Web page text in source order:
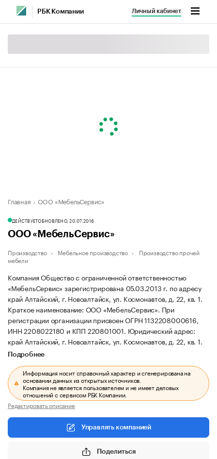
РБК Компании Личный кабинет
Главная ООО «МебельСервис»
ДЕЙСТВУЕТОБНОВЛЕНО, 20.07.2016
ООО «МебельСервис»
Производство Мебельное производство
Производство прочей
мебели
Компания Общество с ограниченной ответственностью
«МебельСервис» зарегистрирована 05.03.2013 г. по адресу
край Алтайский, г. Новоалтайск, ул. Космонавтов, д. 22, кв. 1.
Краткое наименование: ООО «МебельСервис». При
регистрации организации присвоен ОГРН 1132208000616,
ИНН 2208022180 и КПП 220801001. Юридический адрес:
край Алтайский, г. Новоалтайск, ул. Космонавтов, д. 22, кв. 1.
Подробнее
Информация носит справочный характер и сгенерирована на
основании данных из открытых источников.
Компания не является пользователем и не имеет деловых
отношений с сервисом РБК Компании.
Редактировать описание
Управлять компанией
Поделиться